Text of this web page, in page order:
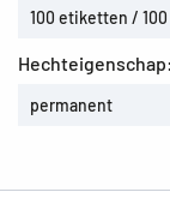
100 etiketten /
Hechteigenschap:
permanent